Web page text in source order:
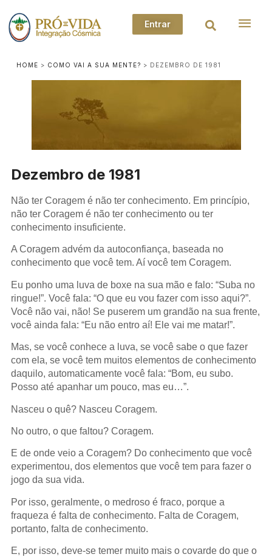
Entrar
HOME > COMO VAI A SUA MENTE? > DEZEMBRO DE 1981
Dezembro de 1981
Não ter Coragem é não ter conhecimento. Em princípio,
não ter Coragem é não ter conhecimento ou ter
conhecimento insuficiente.
A Coragem advém da autoconfiança, baseada no
conhecimento que você tem. Aí você tem Coragem.
Eu ponho uma luva de boxe na sua mão e falo: “Suba no
ringue!”. Você fala: “O que eu vou fazer com isso aqui?”.
Você não vai, não! Se puserem um grandão na sua frente,
você ainda fala: “Eu não entro aí! Ele vai me matar!”.
Mas, se você conhece a luva, se você sabe o que fazer
com ela, se você tem muitos elementos de conhecimento
daquilo, automaticamente você fala: “Bom, eu subo.
Posso até apanhar um pouco, mas eu…”.
Nasceu o quê? Nasceu Coragem.
No outro, o que faltou? Coragem.
E de onde veio a Coragem? Do conhecimento que você
experimentou, dos elementos que você tem para fazer o
jogo da sua vida.
Por isso, geralmente, o medroso é fraco, porque a
fraqueza é falta de conhecimento. Falta de Coragem,
portanto, falta de conhecimento.
E, por isso, deve-se temer muito mais o covarde do que o